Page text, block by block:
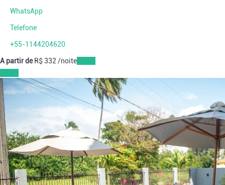
WhatsApp
Telefone
+55-1144204620
A partir deR$ 332 /noite